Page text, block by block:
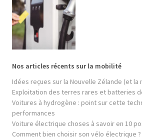
Nos articles récents sur la mobilité
Idées reçues sur la Nouvelle Zélande (et la
Exploitation des terres rares et batteries
Voitures à hydrogène : point sur cette
performances
Voiture électrique choses à savoir en 10
Comment bien choisir son vélo électrique